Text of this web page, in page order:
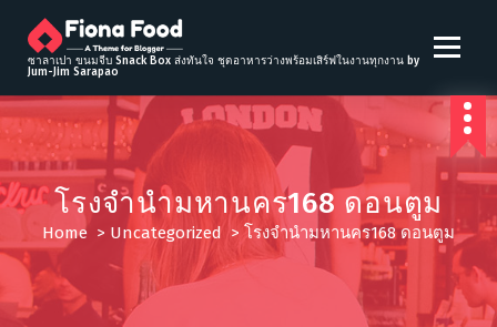
t
o
c
o
n
e
t
ซาลาเปา ขนมจีบ Snack Box ส่งทันใจ ชุดอาหารว่างพร้อมเสิร์ฟในงานทุกงาน by
Jum-Jim Sarapao
โรงจำนำมหานคร168 ดอนตูม
Home > Uncategorized > โรงจำนำมหานคร168 ดอนตูม